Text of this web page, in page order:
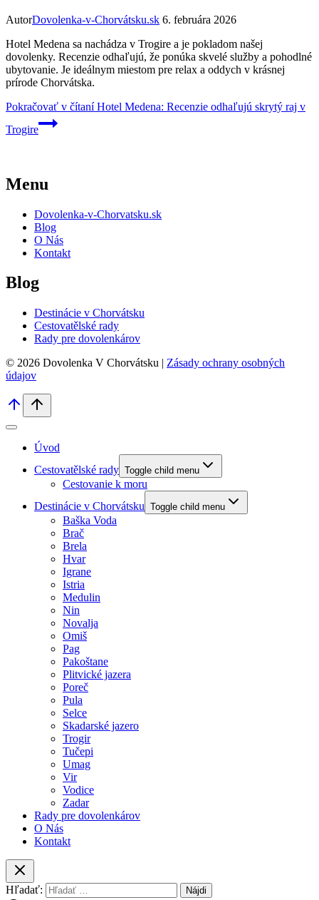
AutorDovolenka-v-Chorvátsku.sk 6. februára 2026
Hotel Medena sa nachádza v Trogire a je pokladom našej
dovolenky. Recenzie odhaľujú, že ponúka skvelé služby a pohodlné
ubytovanie. Je ideálnym miestom pre relax a oddych v krásnej
prírode Chorvátska.
Pokračovať v čítaníHotel Medena: Recenzie odhaľujú skrytý raj v
Trogire
Menu
Dovolenka-v-Chorvatsku.sk
Blog
O Nás
Kontakt
Blog
Destinácie v Chorvátsku
Cestovatělské rady
Rady pre dovolenkárov
© 2026 Dovolenka V Chorvátsku | Zásady ochrany osobných
údajov
Úvod
Cestovatělské rady Toggle child menu
Cestovanie k moru
Destinácie v Chorvátsku Toggle child menu
Baška Voda
Brač
Brela
Hvar
Igrane
Istria
Medulin
Nin
Novalja
Omiš
Pag
Pakoštane
Plitvické jazera
Poreč
Pula
Selce
Skadarské jazero
Trogir
Tučepi
Umag
Vir
Vodice
Zadar
Rady pre dovolenkárov
O Nás
Kontakt
Hľadať: